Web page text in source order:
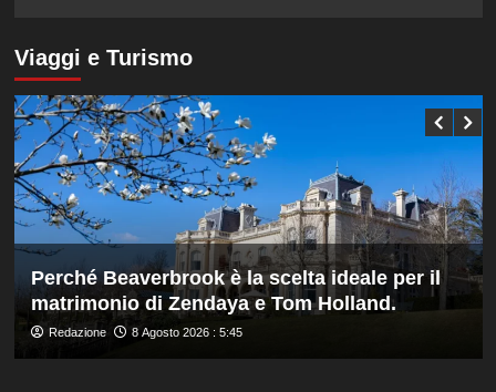
manager,
Bonucci
i
collaboratori
su
Darderi
agli
ottavi
del
Masters
1000
di
Montreal,
Shang
in
tre
set
Viaggi e Turismo
Perché Beaverbrook è la scelta ideale per il
matrimonio di Zendaya e Tom Holland.
Redazione 8 Agosto 2026 : 5:45